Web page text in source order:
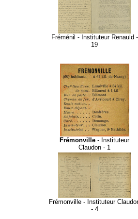
Fréménil - Instituteur Renauld -
19
Frémonville - Instituteur
Claudon - 1
Frémonville - Instituteur
- 4